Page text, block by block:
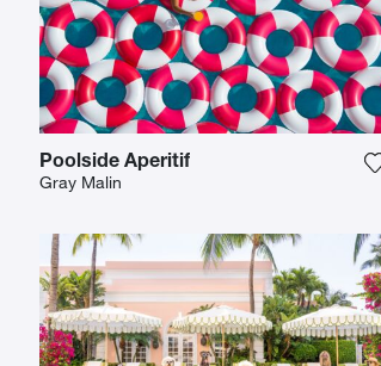
Poolside Aperitif
Gray Malin